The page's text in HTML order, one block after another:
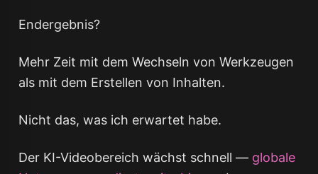
Endergebnis?
Mehr Zeit mit dem Wechseln von Werkzeugen
als mit dem Erstellen von Inhalten.
Nicht das, was ich erwartet habe.
Der KI-Videobereich wächst schnell — globale